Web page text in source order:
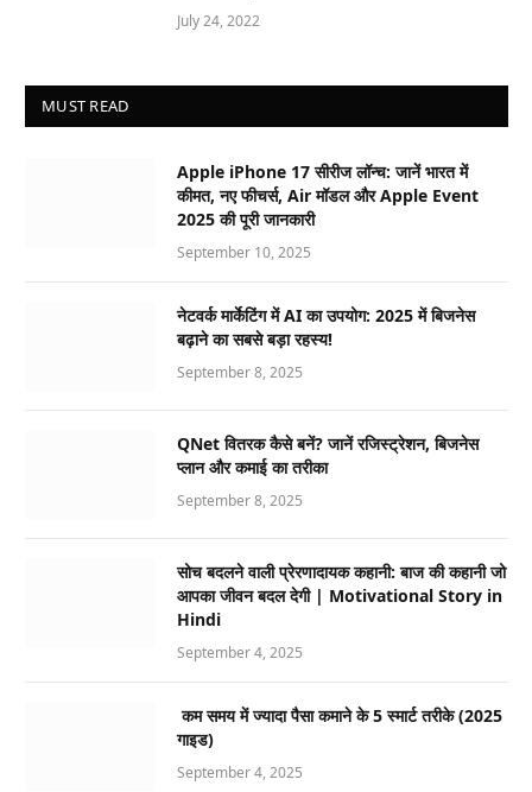
July 24, 2022
MUST READ
Apple iPhone 17 सीरीज लॉन्च: जानें भारत में
कीमत, नए फीचर्स, Air मॉडल और Apple Event
2025 की पूरी जानकारी
September 10, 2025
नेटवर्क मार्केटिंग में AI का उपयोग: 2025 में बिजनेस
बढ़ाने का सबसे बड़ा रहस्य!
September 8, 2025
QNet वितरक कैसे बनें? जानें रजिस्ट्रेशन, बिजनेस
प्लान और कमाई का तरीका
September 8, 2025
सोच बदलने वाली प्रेरणादायक कहानी: बाज की कहानी जो
आपका जीवन बदल देगी | Motivational Story in
Hindi
September 4, 2025
कम समय में ज्यादा पैसा कमाने के 5 स्मार्ट तरीके (2025
गाइड)
September 4, 2025